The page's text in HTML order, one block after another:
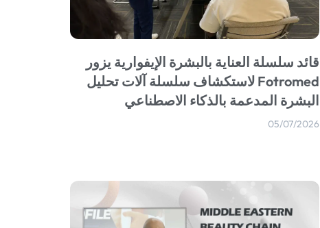
قائد سلسلة العناية بالبشرة الإيفوارية يزور
Fotromed لاستكشاف سلسلة آلات تحليل
البشرة المدعمة بالذكاء الاصطناعي
05/07/2026